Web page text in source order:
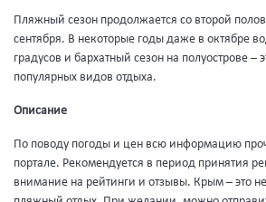
Пляжный сезон продолжается со второй
сентября. В некоторые годы даже в октябре
градусов и бархатный сезон на полуострове –
популярных видов отдыха.
Описание
По поводу погоды и цен всю информацию
портале. Рекомендуется в период принятия
внимание на рейтинги и отзывы. Крым – это